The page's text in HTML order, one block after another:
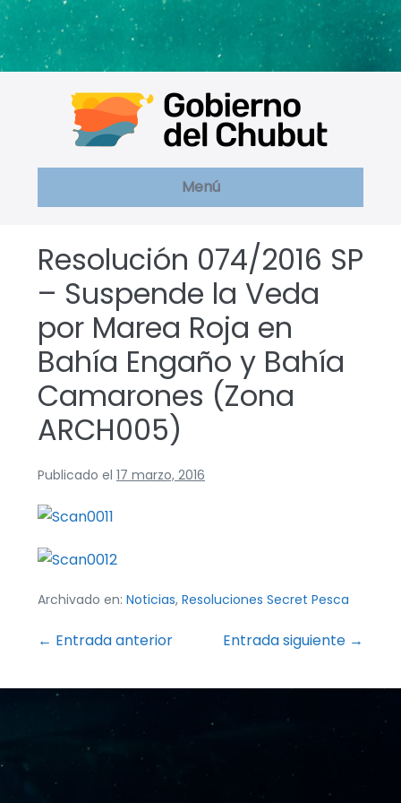
Menú
Resolución 074/2016 SP
– Suspende la Veda
por Marea Roja en
Bahía Engaño y Bahía
Camarones (Zona
ARCH005)
Publicado el 17 marzo, 2016
Archivado en: Noticias, Resoluciones Secret Pesca
Navegación
entradas
← Entrada anterior Entrada siguiente →